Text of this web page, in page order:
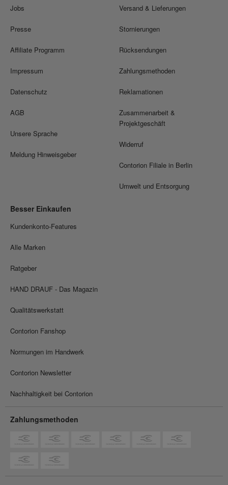
Jobs
Presse
Affiliate Programm
Impressum
Datenschutz
AGB
Unsere Sprache
Meldung Hinweisgeber
Versand & Lieferungen
Stornierungen
Rücksendungen
Zahlungsmethoden
Reklamationen
Zusammenarbeit &
Projektgeschäft
Widerruf
Contorion Filiale in Berlin
Umwelt und Entsorgung
Besser Einkaufen
Kundenkonto-Features
Alle Marken
Ratgeber
HAND DRAUF - Das Magazin
Qualitätswerkstatt
Contorion Fanshop
Normungen im Handwerk
Contorion Newsletter
Nachhaltigkeit bei Contorion
Zahlungsmethoden